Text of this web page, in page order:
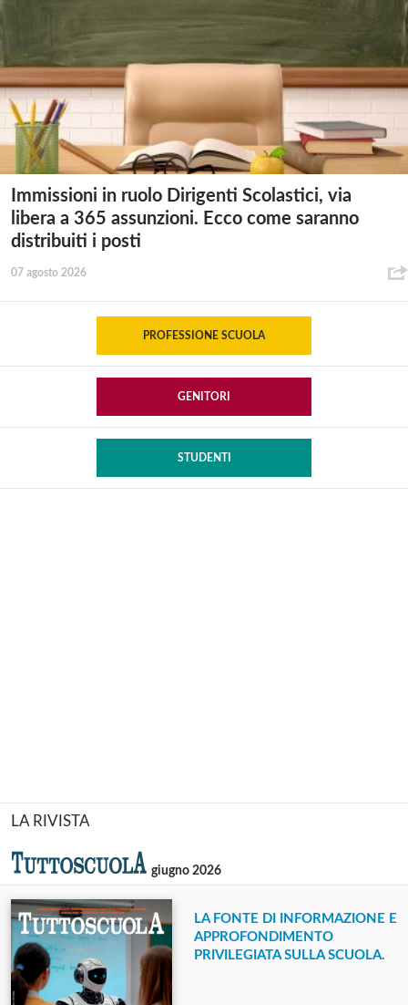
Immissioni in ruolo Dirigenti Scolastici, via
libera a 365 assunzioni. Ecco come saranno
distribuiti i posti
07 agosto 2026
PROFESSIONE SCUOLA
GENITORI
STUDENTI
LA RIVISTA
giugno 2026
LA FONTE DI INFORMAZIONE E
APPROFONDIMENTO
PRIVILEGIATA SULLA SCUOLA.